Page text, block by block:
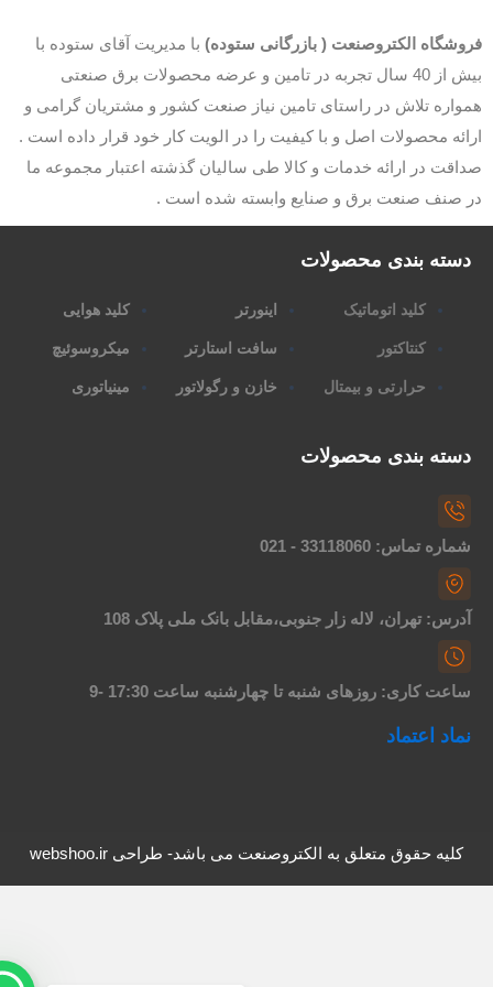
الکتروصنعت ( بازرگانی ستوده)با مدیریت آقای ستوده با
بیش از 40 سال تجربه در تامین و عرضه محصولات برق صنعتی
تلاش در راستای تامین نیاز صنعت کشور و مشتریان گرامی و
محصولات اصل و با کیفیت را در الویت کار خود قرار داده است .
در ارائه خدمات و کالا طی سالیان گذشته اعتبار مجموعه ما
صنف صنعت برق و صنایع وابسته شده است .
بندی محصولات
کلید اتوماتیک
کنتاکتور
حرارتی و بیمتال
اینورتر
سافت استارتر
خازن و رگولاتور
کلید هوایی
میکروسوئیچ
مینیاتوری
بندی محصولات
تماس: 33118060 - 021
تهران، لاله زار جنوبی،مقابل بانک ملی پلاک 108
کاری: روزهای شنبه تا چهارشنبه ساعت 17:30 -9
اعتماد
کلیه حقوق متعلق به الکتروصنعت می باشد- طراحی webshoo.ir